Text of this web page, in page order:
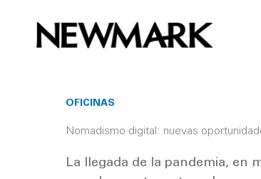
content
OFICINAS
Nomadismo digital: nuevas
La llegada de la pandemia, en